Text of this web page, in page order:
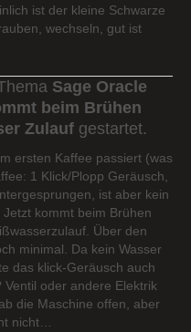
ist der kleine Schwarze
wechseln, gut ist
Sage Oracle
beim Brühen
Zulauf gestartet.
ersten Kaffee passiert (was
1 Klick/Plopp Geräusch,
ist aber kein
kommt beim Brühen
Über den
minimal. Da kein Wasser
das klick-Geräusch auch
oder andere Elektrik
die Maschine offen, aber
nicht…